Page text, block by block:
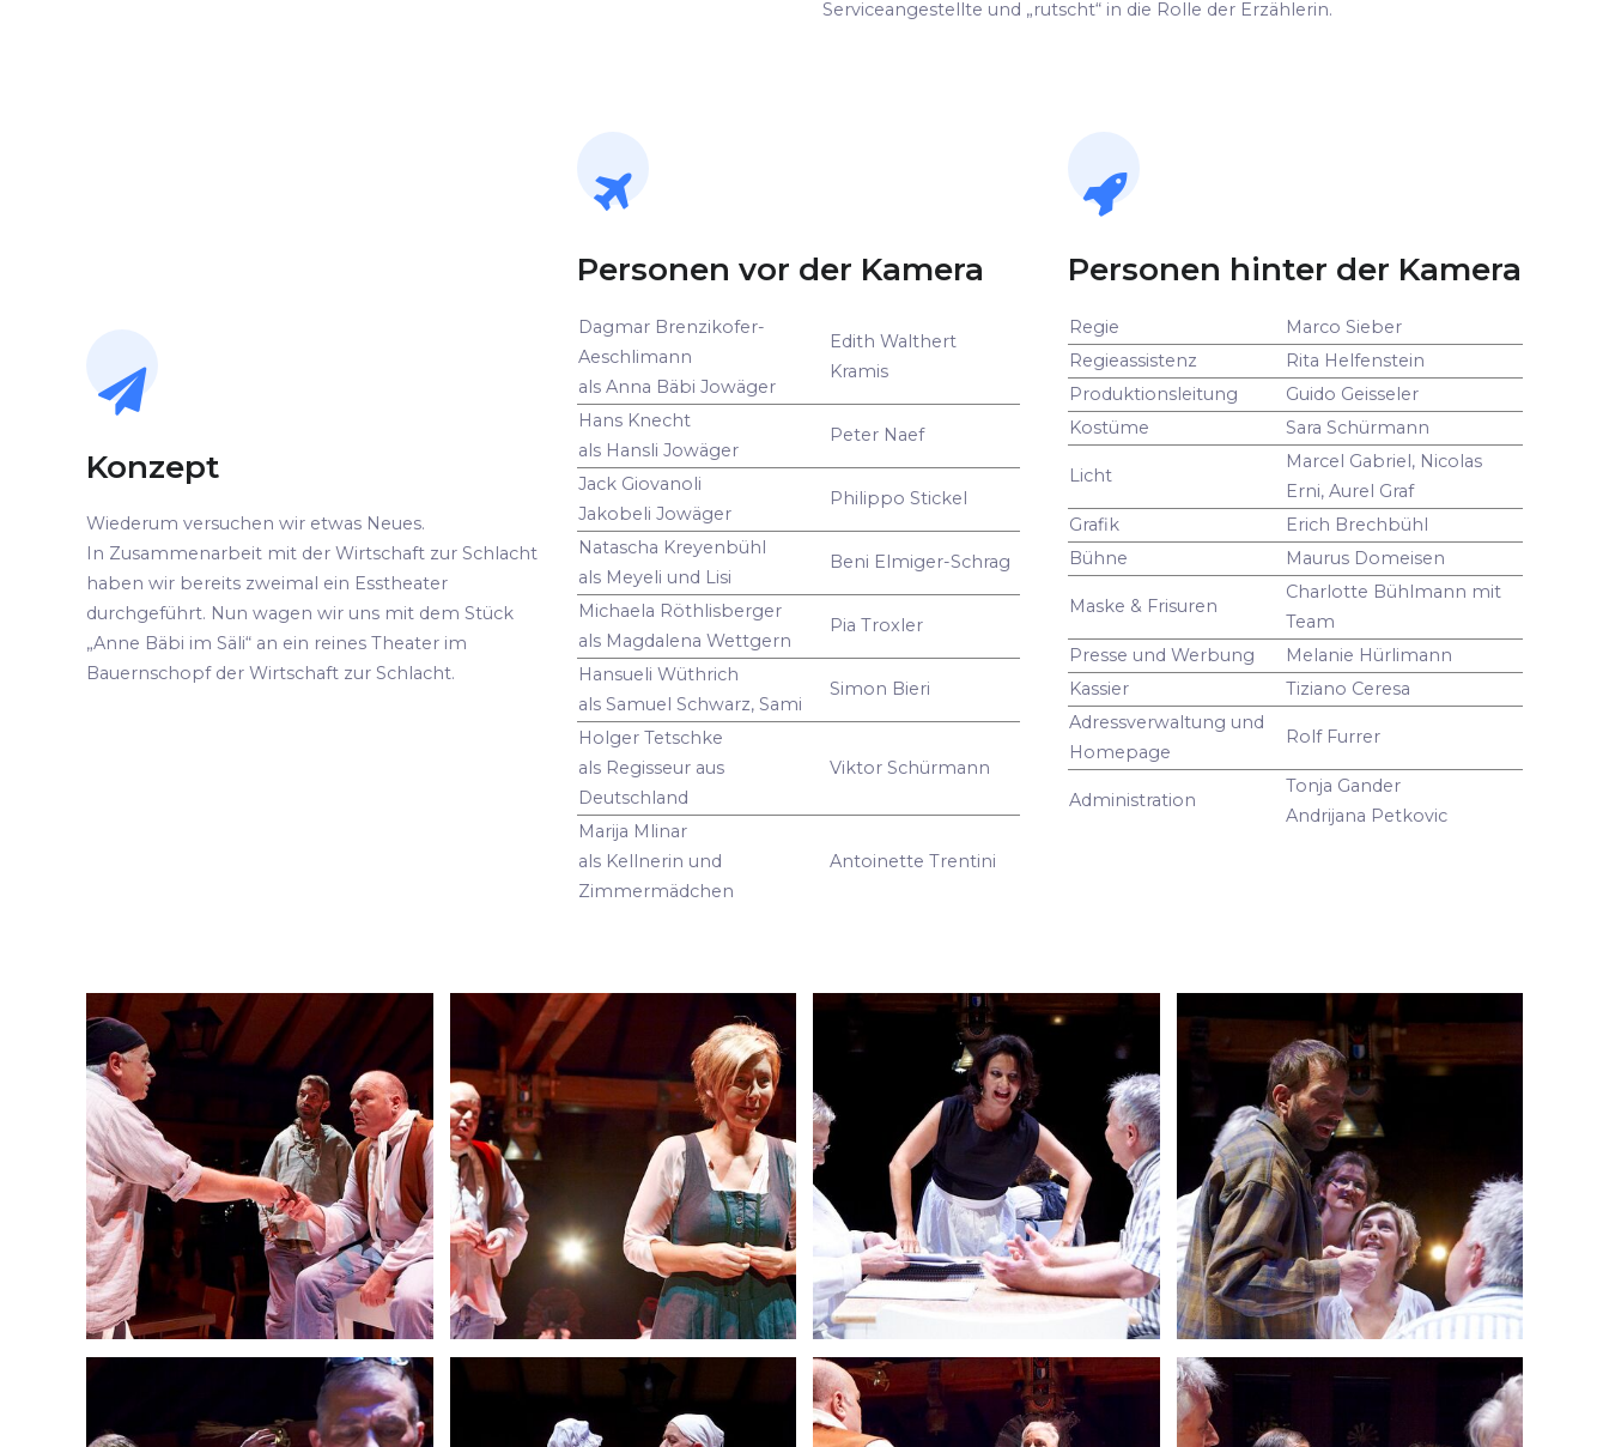
Serviceangestellte und „rutscht“ in die Rolle der Erzählerin.
Konzept
Wiederum versuchen wir etwas Neues.
In Zusammenarbeit mit der Wirtschaft zur Schlacht
haben wir bereits zweimal ein Esstheater
durchgeführt. Nun wagen wir uns mit dem Stück
„Anne Bäbi im Säli“ an ein reines Theater im
Bauernschopf der Wirtschaft zur Schlacht.
Personen vor der Kamera
Dagmar Brenzikofer-
Aeschlimann
als Anna Bäbi Jowäger
Edith Walthert
Kramis
Hans Knecht
als Hansli Jowäger
Peter Naef
Jack Giovanoli
Jakobeli Jowäger
Philippo Stickel
Natascha Kreyenbühl
als Meyeli und Lisi
Beni Elmiger-Schrag
Michaela Röthlisberger
als Magdalena Wettgern
Pia Troxler
Hansueli Wüthrich
als Samuel Schwarz, Sami
Simon Bieri
Holger Tetschke
als Regisseur aus
Deutschland
Viktor Schürmann
Marija Mlinar
als Kellnerin und
Zimmermädchen
Antoinette Trentini
Personen hinter der Kamera
Regie
Marco Sieber
Regieassistenz
Rita Helfenstein
Produktionsleitung
Guido Geisseler
Kostüme
Sara Schürmann
Licht
Marcel Gabriel, Nicolas
Erni, Aurel Graf
Grafik
Erich Brechbühl
Bühne
Maurus Domeisen
Maske & Frisuren
Charlotte Bühlmann mit
Team
Presse und Werbung
Melanie Hürlimann
Kassier
Tiziano Ceresa
Adressverwaltung und
Homepage
Rolf Furrer
Administration
Tonja Gander
Andrijana Petkovic